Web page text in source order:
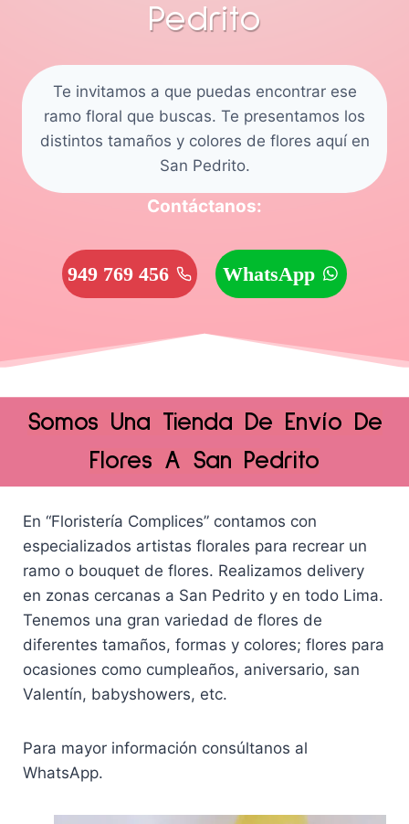
Pedrito
Te invitamos a que puedas encontrar ese
ramo floral que buscas. Te presentamos los
distintos tamaños y colores de flores aquí en
San Pedrito.
Contáctanos:
949 769 456 WhatsApp
Somos Una Tienda De Envío De
Flores A San Pedrito
En “Floristería Complices” contamos con
especializados artistas florales para recrear un
ramo o bouquet de flores. Realizamos delivery
en zonas cercanas a San Pedrito y en todo Lima.
Tenemos una gran variedad de flores de
diferentes tamaños, formas y colores; flores para
ocasiones como cumpleaños, aniversario, san
Valentín, babyshowers, etc.
Para mayor información consúltanos al
WhatsApp.